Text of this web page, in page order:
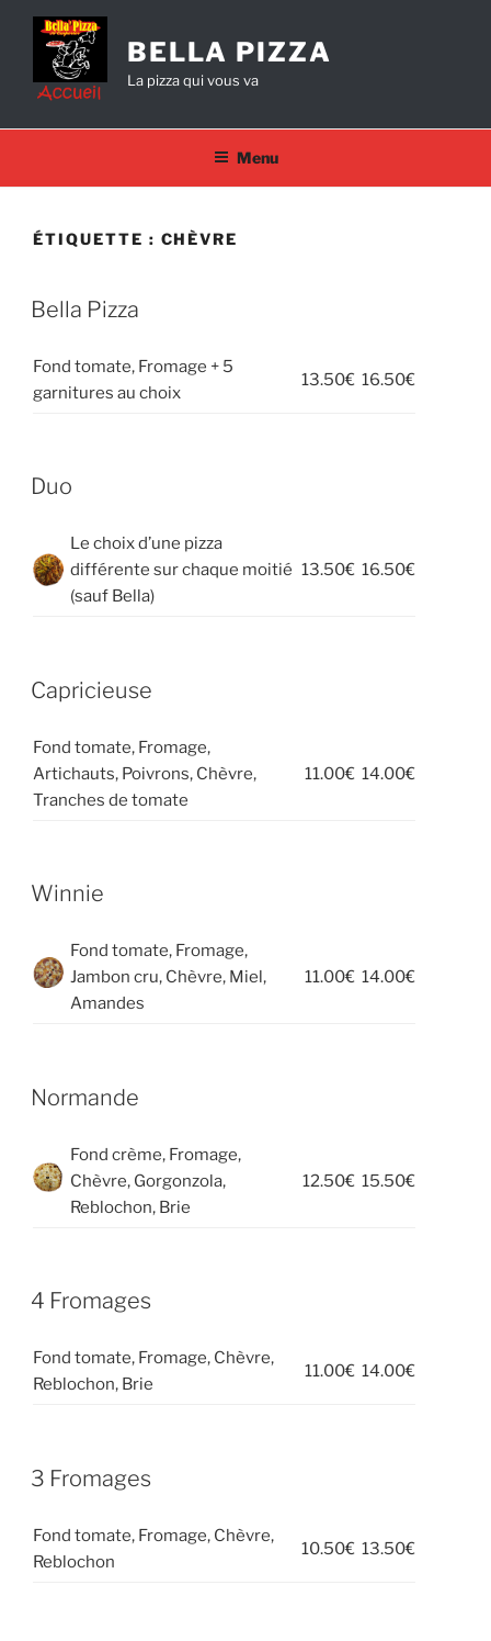
Aller
contenu
principal
BELLA PIZZA
La pizza qui vous va
Menu
ÉTIQUETTE : CHÈVRE
Bella Pizza
Fond tomate, Fromage + 5
garnitures au choix
13.50€ 16.50€
Duo
Le choix d’une pizza
différente sur chaque moitié
(sauf Bella)
13.50€ 16.50€
Capricieuse
Fond tomate, Fromage,
Artichauts, Poivrons, Chèvre,
Tranches de tomate
11.00€ 14.00€
Winnie
Fond tomate, Fromage,
Jambon cru, Chèvre, Miel,
Amandes
11.00€ 14.00€
Normande
Fond crème, Fromage,
Chèvre, Gorgonzola,
Reblochon, Brie
12.50€ 15.50€
4 Fromages
Fond tomate, Fromage, Chèvre,
Reblochon, Brie
11.00€ 14.00€
3 Fromages
Fond tomate, Fromage, Chèvre,
Reblochon
10.50€ 13.50€